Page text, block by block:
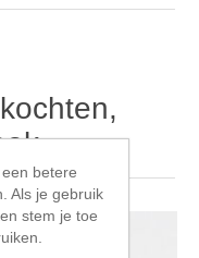
betere
Als je gebruik
stem je toe